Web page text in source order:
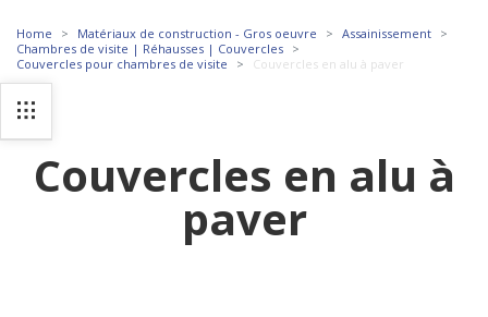
Home Matériaux de construction - Gros oeuvre
Assainissement
Chambres de visite | Réhausses | Couvercles
Couvercles pour chambres de visite
Couvercles en alu à paver
Couvercles en alu à
paver